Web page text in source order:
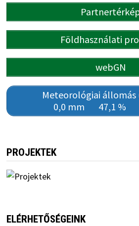
Földhasználati
webGN
Meteorológiai állomás
0,0 mm
47,1 %
PROJEKTEK
ELÉRHETŐSÉGEINK